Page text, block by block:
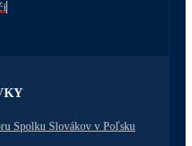
Spolku Slovákov v Poľsku